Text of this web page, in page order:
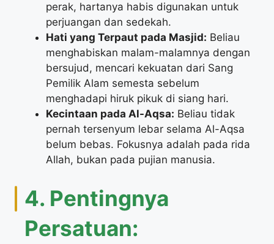
perak, hartanya habis digunakan untuk
perjuangan dan sedekah.
Hati yang Terpaut pada Masjid: Beliau
menghabiskan malam-malamnya dengan
bersujud, mencari kekuatan dari Sang
Pemilik Alam semesta sebelum
menghadapi hiruk pikuk di siang hari.
Kecintaan pada Al-Aqsa: Beliau tidak
pernah tersenyum lebar selama Al-Aqsa
belum bebas. Fokusnya adalah pada rida
Allah, bukan pada pujian manusia.
​4. Pentingnya
Persatuan: